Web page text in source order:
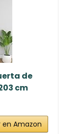
de
cm
Amazon